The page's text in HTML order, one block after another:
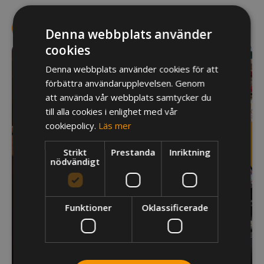
LÄS MER OM TRUEPOS
Denna webbplats använder
cookies
Denna webbplats använder cookies för att
förbättra användarupplevelsen. Genom
att använda vår webbplats samtycker du
till alla cookies i enlighet med vår
cookiepolicy. Läs mer
Strikt
nödvändigt
Prestanda Inriktning
Funktioner Oklassificerade